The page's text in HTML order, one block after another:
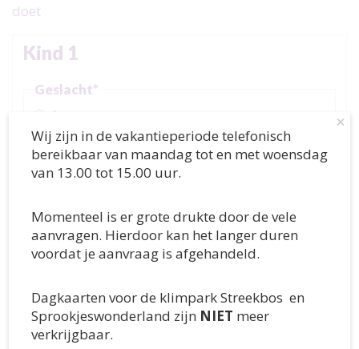
doet
Kind 1
Geslacht*
Jongen
Meisje
X
×
Wij zijn in de vakantieperiode telefonisch
bereikbaar van maandag tot en met woensdag
van 13.00 tot 15.00 uur.
Momenteel is er grote drukte door de vele
aanvragen. Hierdoor kan het langer duren
voordat je aanvraag is afgehandeld.
Dagkaarten voor de klimpark Streekbos en
Sprookjeswonderland zijn NIET meer
verkrijgbaar.